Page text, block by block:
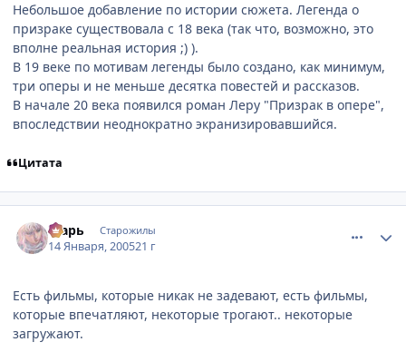
Небольшое добавление по истории сюжета. Легенда о
призраке существовала с 18 века (так что, возможно, это
вполне реальная история ;) ).
В 19 веке по мотивам легенды было создано, как минимум,
три оперы и не меньше десятка повестей и рассказов.
В начале 20 века появился роман Леру "Призрак в опере",
впоследствии неоднократно экранизировавшийся.
Цитата
Тсарь Старожилы
14 Января, 200521 г
Есть фильмы, которые никак не задевают, есть фильмы,
которые впечатляют, некоторые трогают.. некоторые
загружают.